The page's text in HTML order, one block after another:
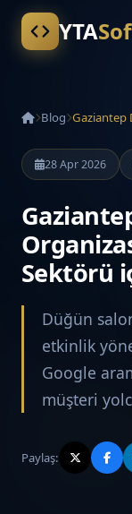
YTA
Blog Gaziantep
28 Apr 2026
Sektörü
Düğün
etkinlik
Google
müşteri
Paylaş: